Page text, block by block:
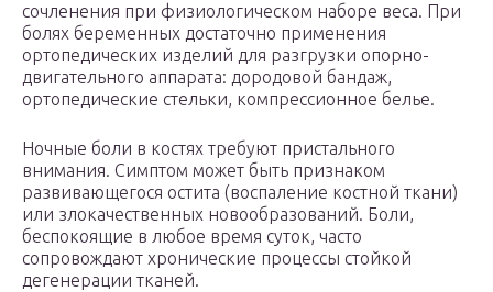
сочленения при физиологическом наборе веса. При
болях беременных достаточно применения
ортопедических изделий для разгрузки опорно-
двигательного аппарата: дородовой бандаж,
ортопедические стельки, компрессионное белье.
Ночные боли в костях требуют пристального
внимания. Симптом может быть признаком
развивающегося остита (воспаление костной ткани)
или злокачественных новообразований. Боли,
беспокоящие в любое время суток, часто
сопровождают хронические процессы стойкой
дегенерации тканей.